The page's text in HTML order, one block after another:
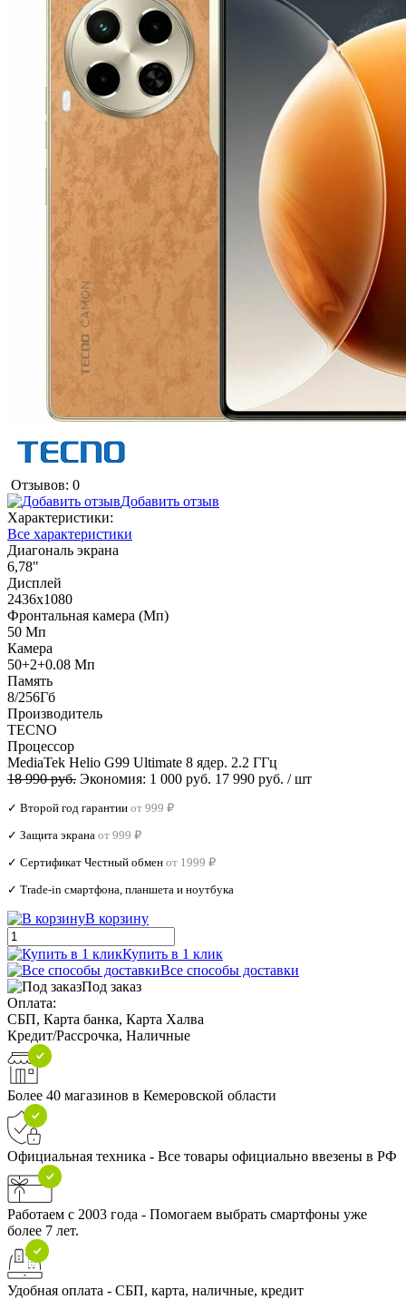
Отзывов: 0
Добавить отзыв
Характеристики:
Все характеристики
Диагональ экрана
6,78"
Дисплей
2436x1080
Фронтальная камера (Мп)
50 Мп
Камера
50+2+0.08 Мп
Память
8/256Гб
Производитель
TECNO
Процессор
MediaTek Helio G99 Ultimate 8 ядер. 2.2 ГГц
18 990 руб. Экономия: 1 000 руб. 17 990 руб. / шт
✓ Второй год гарантии от 999 ₽
✓ Защита экрана от 999 ₽
✓ Сертификат Честный обмен от 1999 ₽
✓ Trade‑in смартфона, планшета и ноутбука
В корзину
Купить в 1 клик
Все способы доставки
Под заказ
Оплата:
СБП, Карта банка, Карта Халва
Кредит/Рассрочка, Наличные
Более 40 магазинов в Кемеровской области
Официальная техника - Все товары официально ввезены в РФ
Работаем с 2003 года - Помогаем выбрать смартфоны уже
более 7 лет.
Удобная оплата - СБП, карта, наличные, кредит